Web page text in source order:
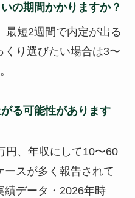
の期間かかりますか？
最短2週間で内定が出る
り選びたい場合は3〜
る可能性があります
円、年収にして10〜60
スが多く報告されて
績データ・2026年時